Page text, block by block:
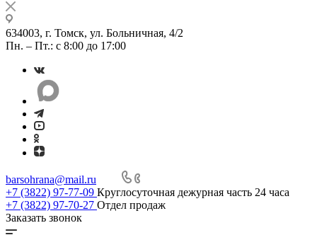
634003, г. Томск, ул. Больничная, 4/2
Пн. – Пт.: с 8:00 до 17:00
barsohrana@mail.ru
+7 (3822) 97-77-09 Круглосуточная дежурная часть 24 часа
+7 (3822) 97-70-27 Отдел продаж
Заказать звонок